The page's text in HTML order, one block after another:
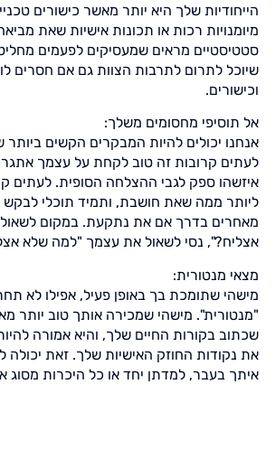
הייחודיות שלך היא יותר מאשר כישורים
מיומנויות רכות או תכונות אישיות שאת
סטטיסטיים מראים שמעסיקים לפעמים
שיוכל לתרום לתרבות הצוות גם אם חסרים לו
וכישורים.
אל תוסיפי מחסומים משלך:
אנחנו יכולים להיות המבקרים הקשים ביותר
לעתים קרובות זה טוב לקחת על עצמך
איזשהו ספק לגבי ההצלחה הסופית. לעתים
ליותר ממה שאת חושבת, ותמיד תוכלי
מאחרים בדרך אם את נתקעת. במקום
אצליח?", נסי לשאול את עצמך "למה שלא
מצאי מנטורית:
מישהי שתומכת בך באופן פעיל, אפילו לא
"מנטורית". מישהי שמכירה אותך טוב יותר
שכתוב בקורות החיים שלך, והיא אמורה
את נקודות החוזק האישיות שלך. זאת יכולה
איתך בעבר, למדתן יחד או כל היכרות מסוג